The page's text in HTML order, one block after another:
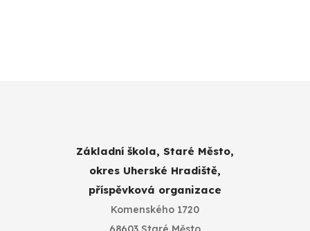
Základní škola, Staré Město,
okres Uherské Hradiště,
příspěvková organizace
Komenského 1720